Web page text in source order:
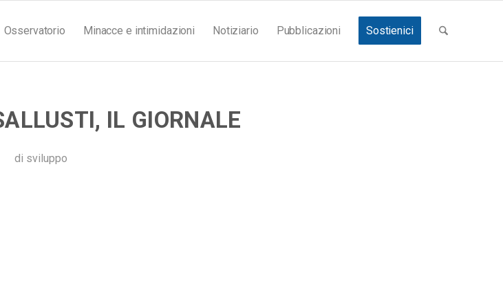
Osservatorio Minacce e intimidazioni Notiziario Pubblicazioni Sostienici
IL GIORNALE
di sviluppo